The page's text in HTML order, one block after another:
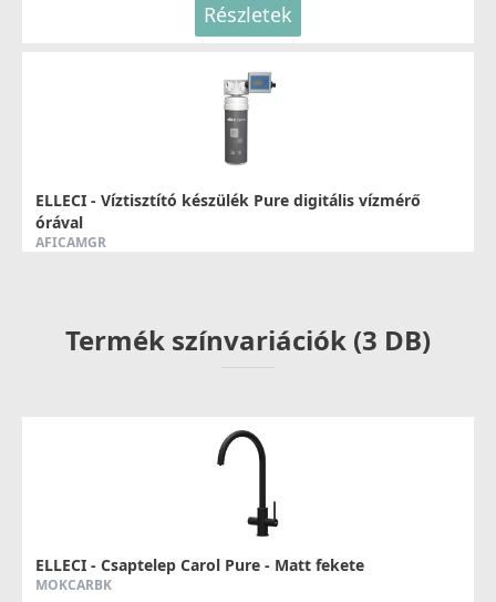
Részletek
ELLECI - Víztisztító készülék Pure digitális vízmérő
órával
AFICAMGR
Részletek
ELLECI - Víztisztító készülék Pure Micro + ajándék
MOKCAMBKsz
Termék színvariációk (3 DB)
ELLECI - Csaptelep Carol Pure - Matt fekete
MOKCARBK